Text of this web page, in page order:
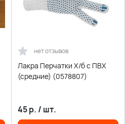
нет отзывов
Лакра Перчатки Х/б с ПВХ
(средние) (0578807)
45р. / шт.